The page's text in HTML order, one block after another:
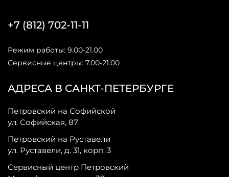
АДРЕСА В САНКТ-ПЕТЕРБУРГЕ
Петровский на Софийской
ул. Софийская, 87
Петровский на Руставели
ул. Руставели, д. 31, корп. 3
Сервисный центр Петровский
+7 (812) 702-11-11
Режим работы: 9.00-21.00
Сервисные центры: 7.00-21.00